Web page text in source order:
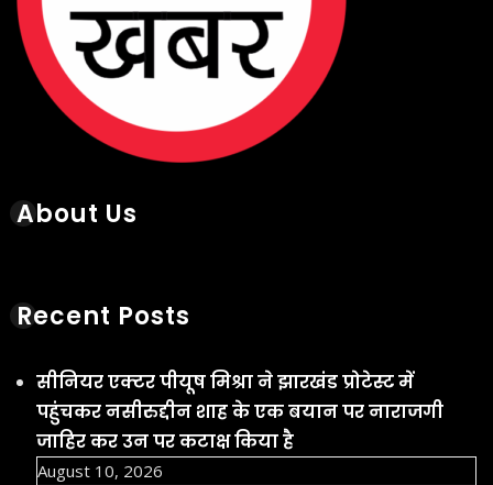
Recent Posts
सीनियर एक्टर पीयूष मिश्रा ने झारखंड प्रोटेस्ट में
पहुंचकर नसीरुद्दीन शाह के एक बयान पर नाराजगी
जाहिर कर उन पर कटाक्ष किया है
गिरफ्तार किया गया
पूर्व क्रिकेटर वीवीएस लक्ष्मण ने खिलाड़ियों के धीरे फिट
होने में सेंटर ऑफ एक्सीलेंस (CoE) को दोषी मानने से
इनकार किया